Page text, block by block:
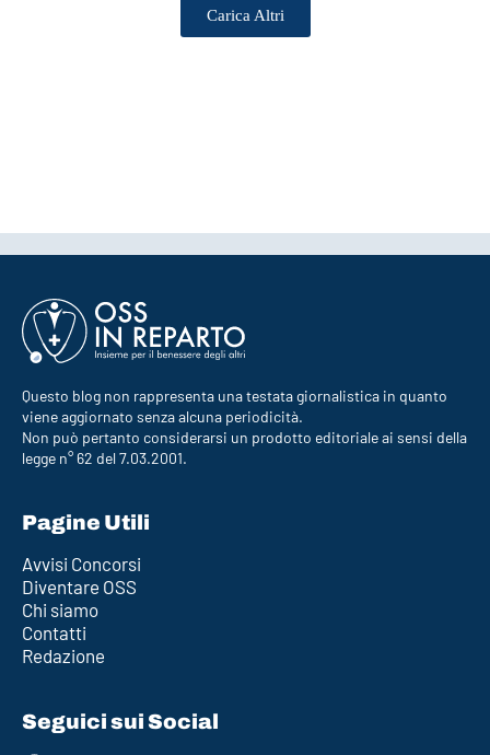
Carica Altri
Questo blog non rappresenta una testata giornalistica in quanto
viene aggiornato senza alcuna periodicità.
Non può pertanto considerarsi un prodotto editoriale ai sensi della
legge n° 62 del 7.03.2001.
Pagine Utili
Avvisi Concorsi
Diventare OSS
Chi siamo
Contatti
Redazione
Seguici sui Social